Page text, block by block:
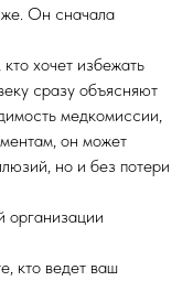
Он сначала
хочет избежать
сразу объясняют
медкомиссии,
он может
но и без потери
организации
кто ведет ваш